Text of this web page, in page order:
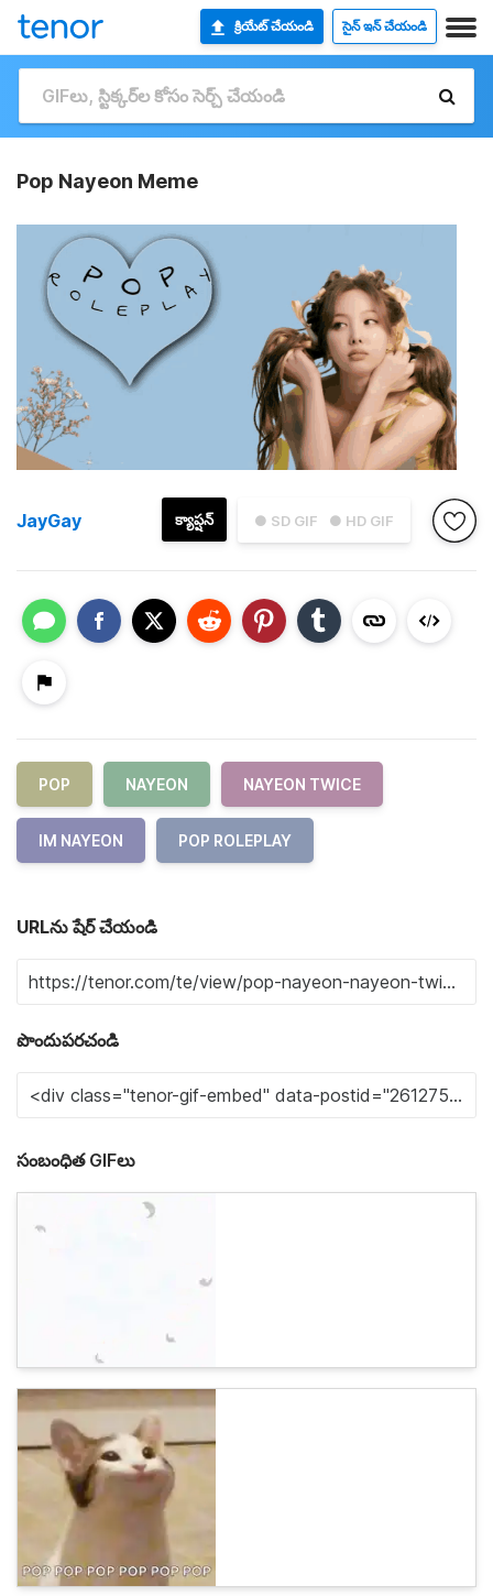
క్రియేట్ చేయండి సైన్ ఇన్ చేయండి
Pop Nayeon Meme
● SD GIF ● HD GIF
క్యాప్షన్
JayGay
POP NAYEON NAYEON TWICE
IM NAYEON POP ROLEPLAY
URLను షేర్ చేయండి
పొందుపరచండి
సంబంధిత GIFలు